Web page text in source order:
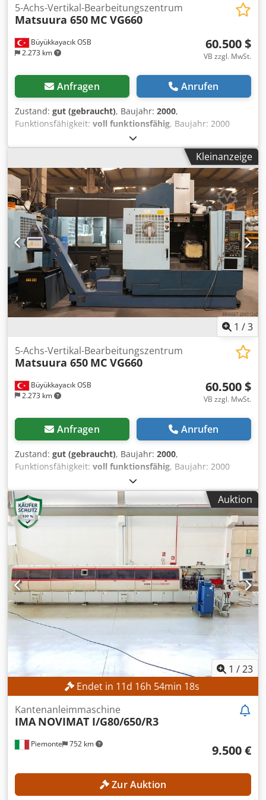
Büyükkayacık OSB
2.273 km
5-Achs-Vertikal-Bearbeitungszentrum
Matsuura 650 MC VG660
60.500 $
VB zzgl. MwSt.
Anfragen Anrufen
Zustand: gut (gebraucht), Baujahr: 2000,
Funktionsfähigkeit: voll funktionsfähig, Baujahr: 2000
Breite: 700 Länge: 400 Höhe: 500 Anzahl der Achsen: 5
Werkzeugaufnahme: BBT40 Spindeldrehzahl (U/min):
20.000 Cjdpfx Abox T Dipe Eerf Bearbeitbare Materialien:
Stahl, Aluminium, Titan, Graphit, Kupfer, Invar,
Verbundwerkstoff, Delrin, PEEK
Kleinanzeige
1 /3
Büyükkayacık OSB
2.273 km
5-Achs-Vertikal-Bearbeitungszentrum
Matsuura 650 MC VG660
60.500 $
VB zzgl. MwSt.
Anfragen Anrufen
Zustand: gut (gebraucht), Baujahr: 2000,
Funktionsfähigkeit: voll funktionsfähig, Baujahr: 2000
Breite: 700 Länge: 400 Höhe: 500 Anzahl der Achsen: 5
Werkzeugaufnahme: BBT40 Spindeldrehzahl (U/min):
20.000 Crodex Uphmopfx Ab Eof Bearbeitbare Materialien:
Stahl, Aluminium, Titan, Graphit, Kupfer, Invar,
Verbundwerkstoff, Delrin, PEEK
Auktion
1 /23
Endet in 11d 16h 54min 16s
Piemonte 752 km
Kantenanleimmaschine
IMA NOVIMAT I/G80/650/R3
9.500 €
Zur Auktion